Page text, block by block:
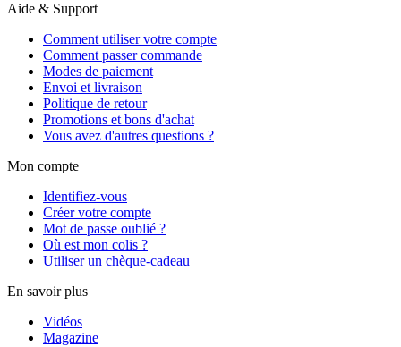
Aide & Support
Comment utiliser votre compte
Comment passer commande
Modes de paiement
Envoi et livraison
Politique de retour
Promotions et bons d'achat
Vous avez d'autres questions ?
Mon compte
Identifiez-vous
Créer votre compte
Mot de passe oublié ?
Où est mon colis ?
Utiliser un chèque-cadeau
En savoir plus
Vidéos
Magazine